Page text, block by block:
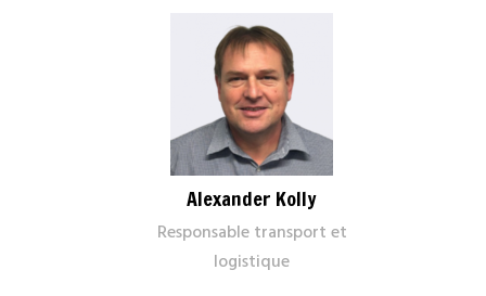
Alexander Kolly
Responsable transport et
logistique